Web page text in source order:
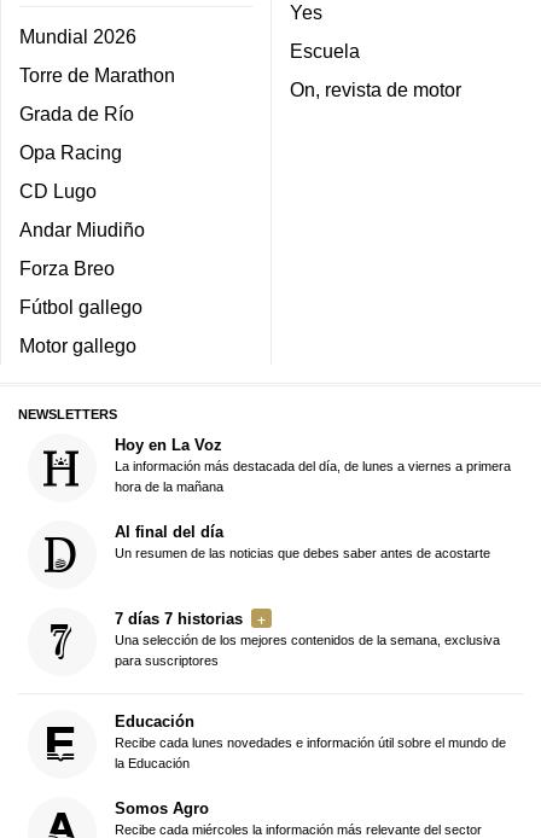
Mundial 2026
Torre de Marathon
Grada de Río
Opa Racing
CD Lugo
Andar Miudiño
Forza Breo
Fútbol gallego
Motor gallego
Yes
Escuela
On, revista de motor
NEWSLETTERS
Hoy en La Voz
La información más destacada del día, de lunes a viernes a primera
hora de la mañana
Al final del día
Un resumen de las noticias que debes saber antes de acostarte
7 días 7 historias
Una selección de los mejores contenidos de la semana, exclusiva
para suscriptores
Educación
Recibe cada lunes novedades e información útil sobre el mundo de
la Educación
Somos Agro
Recibe cada miércoles la información más relevante del sector